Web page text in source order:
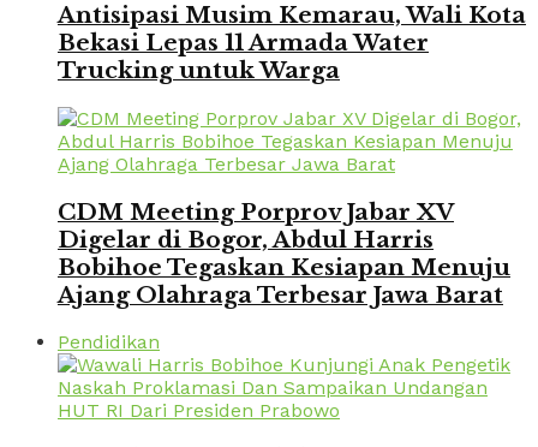
Antisipasi Musim Kemarau, Wali Kota
Bekasi Lepas 11 Armada Water
Trucking untuk Warga
CDM Meeting Porprov Jabar XV
Digelar di Bogor, Abdul Harris
Bobihoe Tegaskan Kesiapan Menuju
Ajang Olahraga Terbesar Jawa Barat
Pendidikan